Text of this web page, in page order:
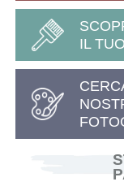
IL